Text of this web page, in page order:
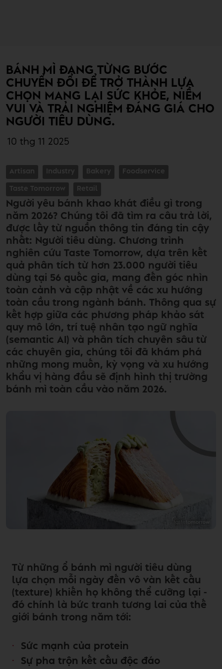
BÁNH MÌ ĐANG TỪNG BƯỚC
CHUYỂN ĐỔI ĐỂ TRỞ THÀNH LỰA
CHỌN MANG LẠI SỨC KHỎE, NIỀM
VUI VÀ TRẢI NGHIỆM ĐÁNG GIÁ CHO
NGƯỜI TIÊU DÙNG.
10 thg 11 2025
Artisan Industry Bakery Foodservice
Taste Tomorrow Retail
Người yêu bánh khao khát điều gì trong
năm 2026? Chúng tôi đã tìm ra câu trả lời,
được lấy từ nguồn thông tin đáng tin cậy
nhất: Người tiêu dùng. Chương trình
nghiên cứu Taste Tomorrow, dựa trên kết
quả phân tích từ hơn 23.000 người tiêu
dùng tại 56 quốc gia, mang đến góc nhìn
toàn cảnh và cập nhật về các xu hướng
toàn cầu trong ngành bánh. Thông qua sự
kết hợp giữa các phương pháp khảo sát
quy mô lớn, trí tuệ nhân tạo ngữ nghĩa
(semantic AI) và phân tích chuyên sâu từ
các chuyên gia, chúng tôi đã khám phá
những mong muốn, kỳ vọng và xu hướng
khẩu vị hàng đầu sẽ định hình thị trường
bánh mì toàn cầu vào năm 2026.
Từ những ổ bánh mì người tiêu dùng
lựa chọn mỗi ngày đến vô vàn kết cấu
(texture) khiến họ không thể cưỡng lại -
đó chính là bức tranh tương lai của thế
giới bánh trong năm tới:
Sức mạnh của protein
Sự pha trộn kết cấu độc đáo